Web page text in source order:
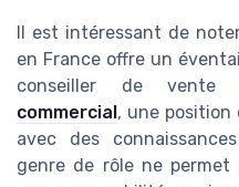
Il est intéressant de
en France offre un
conseiller de
commercial, une position
avec des
genre de rôle ne permet